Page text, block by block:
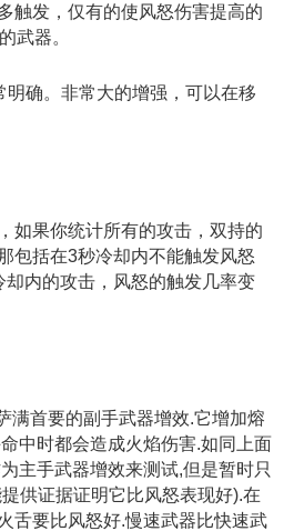
触发，仅有的使风怒伤害提高的
武器。
确。非常大的增强，可以在移
果你统计所有的攻击，双持的
包括在3秒冷却内不能触发风怒
内的攻击，风怒的触发几率变
首要的副手武器增效.它增加熔
中时都会造成火焰伤害.如同上面
主手武器增效来测试,但是暂时只
供证据证明它比风怒表现好).在
舌要比风怒好.慢速武器比快速武